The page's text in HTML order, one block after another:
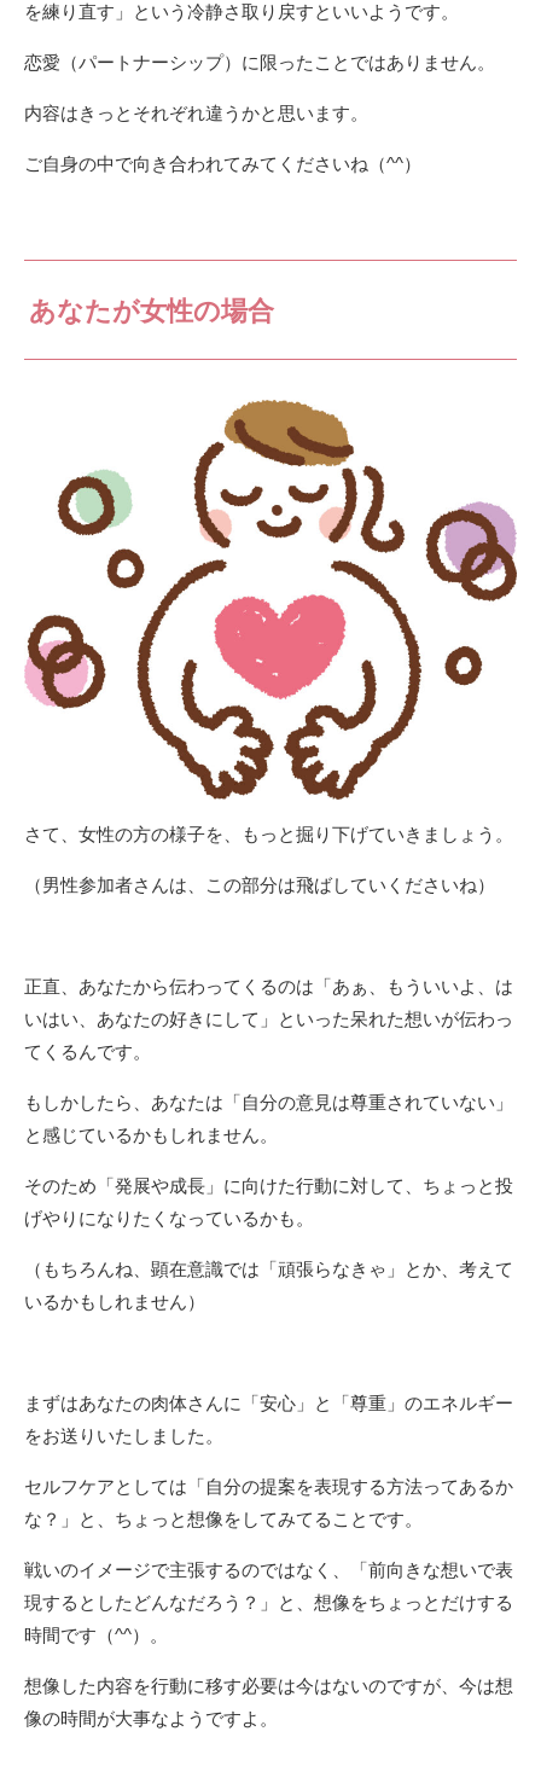
を練り直す」という冷静さ取り戻すといいようです。
恋愛（パートナーシップ）に限ったことではありません。
内容はきっとそれぞれ違うかと思います。
ご自身の中で向き合われてみてくださいね（^^）
あなたが女性の場合
さて、女性の方の様子を、もっと掘り下げていきましょう。
（男性参加者さんは、この部分は飛ばしていくださいね）
正直、あなたから伝わってくるのは「あぁ、もういいよ、は
いはい、あなたの好きにして」といった呆れた想いが伝わっ
てくるんです。
もしかしたら、あなたは「自分の意見は尊重されていない」
と感じているかもしれません。
そのため「発展や成長」に向けた行動に対して、ちょっと投
げやりになりたくなっているかも。
（もちろんね、顕在意識では「頑張らなきゃ」とか、考えて
いるかもしれません）
まずはあなたの肉体さんに「安心」と「尊重」のエネルギー
をお送りいたしました。
セルフケアとしては「自分の提案を表現する方法ってあるか
な？」と、ちょっと想像をしてみてることです。
戦いのイメージで主張するのではなく、「前向きな想いで表
現するとしたどんなだろう？」と、想像をちょっとだけする
時間です（^^）。
想像した内容を行動に移す必要は今はないのですが、今は想
像の時間が大事なようですよ。